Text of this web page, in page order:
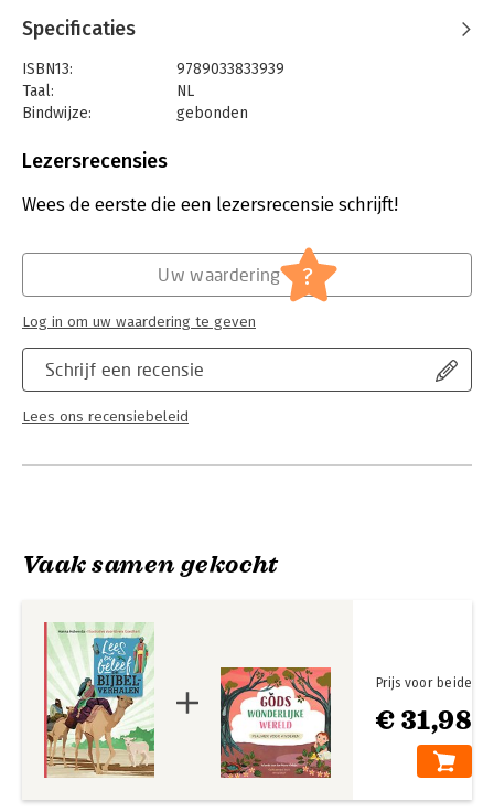
illustraties en achtergrondinformatie.
• Met deze bijbel maak je de overstap van kinderbijbel naar
‘gewone’ bijbel.
• Geen navertellingen, maar de bijbelteksten zelf.
• Geschikt afscheidsgeschenk voor 10+
Specificaties
ISBN13:
9789033833939
Taal:
NL
Bindwijze:
gebonden
Uitgever:
Verschijningsdatum:
10-2-2025
Lezersrecensies
Wees de eerste die een lezersrecensie schrijft!
Schrijf een recensie
Lees ons recensiebeleid
Uw waardering ?
Log in om uw waardering te geven
Vaak samen gekocht
€ 31,98
Prijs voor beide